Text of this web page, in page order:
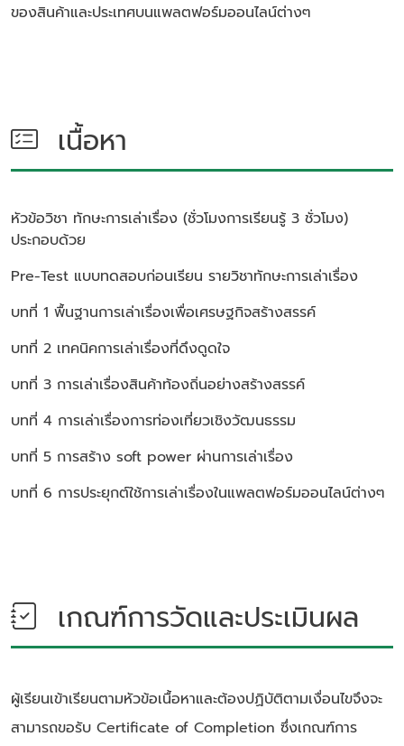
ของสินค้าและประเทศบนแพลตฟอร์มออนไลน์ต่างๆ
เนื้อหา
หัวข้อวิชา ทักษะการเล่าเรื่อง (ชั่วโมงการเรียนรู้ 3 ชั่วโมง)
ประกอบด้วย
Pre-Test แบบทดสอบก่อนเรียน รายวิชาทักษะการเล่าเรื่อง
บทที่ 1 พื้นฐานการเล่าเรื่องเพื่อเศรษฐกิจสร้างสรรค์
บทที่ 2 เทคนิคการเล่าเรื่องที่ดึงดูดใจ
บทที่ 3 การเล่าเรื่องสินค้าท้องถิ่นอย่างสร้างสรรค์
บทที่ 4 การเล่าเรื่องการท่องเที่ยวเชิงวัฒนธรรม
บทที่ 5 การสร้าง soft power ผ่านการเล่าเรื่อง
บทที่ 6 การประยุกต์ใช้การเล่าเรื่องในแพลตฟอร์มออนไลน์ต่างๆ
เกณฑ์การวัดและประเมินผล
ผู้เรียนเข้าเรียนตามหัวข้อเนื้อหาและต้องปฏิบัติตามเงื่อนไขจึงจะ
สามารถขอรับ Certificate of Completion ซึ่งเกณฑ์การ